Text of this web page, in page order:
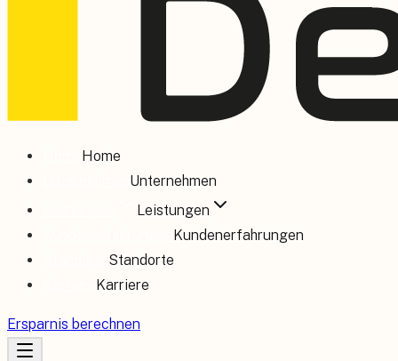
Home
Unternehmen
Leistungen
Kundenerfahrungen
Standorte
Karriere
Ersparnis berechnen